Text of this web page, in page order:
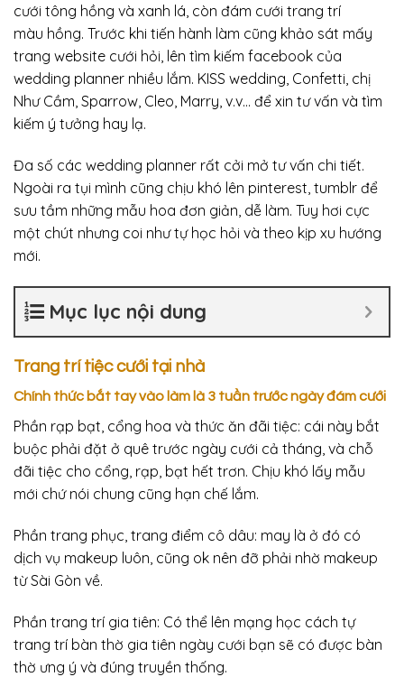
cưới tông hồng và xanh lá, còn đám cưới trang trí
màu hồng. Trước khi tiến hành làm cũng khảo sát mấy
trang website cưới hỏi, lên tìm kiếm facebook của
wedding planner nhiều lắm. KISS wedding, Confetti, chị
Như Cầm, Sparrow, Cleo, Marry, v.v… để xin tư vấn và tìm
kiếm ý tưởng hay lạ.
Đa số các wedding planner rất cởi mở tư vấn chi tiết.
Ngoài ra tụi mình cũng chịu khó lên pinterest, tumblr để
sưu tầm những mẫu hoa đơn giản, dễ làm. Tuy hơi cực
một chút nhưng coi như tự học hỏi và theo kịp xu hướng
mới.
Mục lục nội dung
Trang trí tiệc cưới tại nhà
Chính thức bắt tay vào làm là 3 tuần trước ngày đám cưới
Phần rạp bạt, cổng hoa và thức ăn đãi tiệc: cái này bắt
buộc phải đặt ở quê trước ngày cưới cả tháng, và chỗ
đãi tiệc cho cổng, rạp, bạt hết trơn. Chịu khó lấy mẫu
mới chứ nói chung cũng hạn chế lắm.
Phần trang phục, trang điểm cô dâu: may là ở đó có
dịch vụ makeup luôn, cũng ok nên đỡ phải nhờ makeup
từ Sài Gòn về.
Phần trang trí gia tiên: Có thể lên mạng học cách tự
trang trí bàn thờ gia tiên ngày cưới bạn sẽ có được bàn
thờ ưng ý và đúng truyền thống.